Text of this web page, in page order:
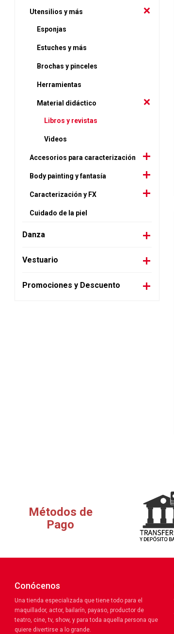
Utensilios y más
Esponjas
Estuches y más
Brochas y pinceles
Herramientas
Material didáctico
Libros y revistas
Videos
Accesorios para caracterización
Body painting y fantasía
Caracterización y FX
Cuidado de la piel
Danza
Vestuario
Promociones y Descuento
Métodos de
Pago
Conócenos
Una tienda especializada que tiene todo para el
maquillador, actor, bailarín, payaso, productor de
teatro, cine, tv, show, y para toda aquella persona que
quiere divertirse a lo grande.